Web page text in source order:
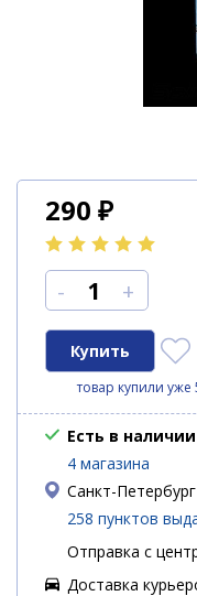
290 ₽
- +
товар купили уже
Есть в наличии
4 магазина
Санкт-Петербург
258 пунктов
Отправка с
Доставка